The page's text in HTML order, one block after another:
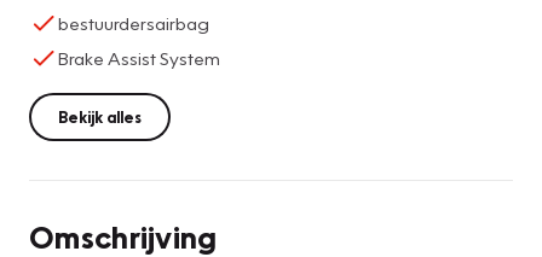
bestuurdersairbag
Brake Assist System
Bekijk alles
Omschrijving